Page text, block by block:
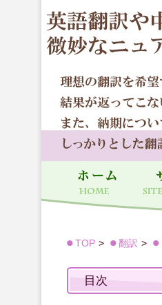
TOP 翻訳
目次